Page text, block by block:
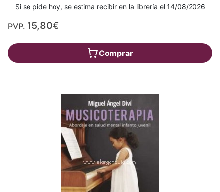
Si se pide hoy, se estima recibir en la librería el 14/08/2026
PVP. 15,80€
Comprar